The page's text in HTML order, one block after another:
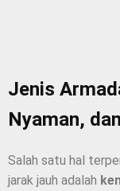
Jenis
Nyaman,
Salah satu hal
jarak jauh adalah